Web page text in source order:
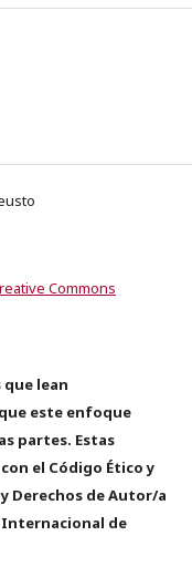
Commons
que lean
este enfoque
partes. Estas
el Código Ético y
Derechos de Autor/a
Internacional de